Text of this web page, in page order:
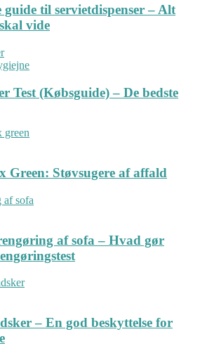
guide til servietdispenser – Alt
vide
Test (Købsguide) – De bedste
Green: Støvsugere af affald
af sofa – Hvad gør
– En god beskyttelse for